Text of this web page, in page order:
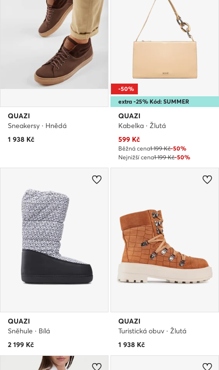
QUAZI
Sneakersy · Hnědá
1 938 Kč
extra -25% Kód: SUMMER
-50%
QUAZI
Kabelka · Žlutá
Aktuální cena
599 Kč
Běžná cena1 199 Kč-50%
Nejnižší cena1 199 Kč-50%
QUAZI
Sněhule · Bílá
2 199 Kč
QUAZI
Turistická obuv · Žlutá
1 938 Kč